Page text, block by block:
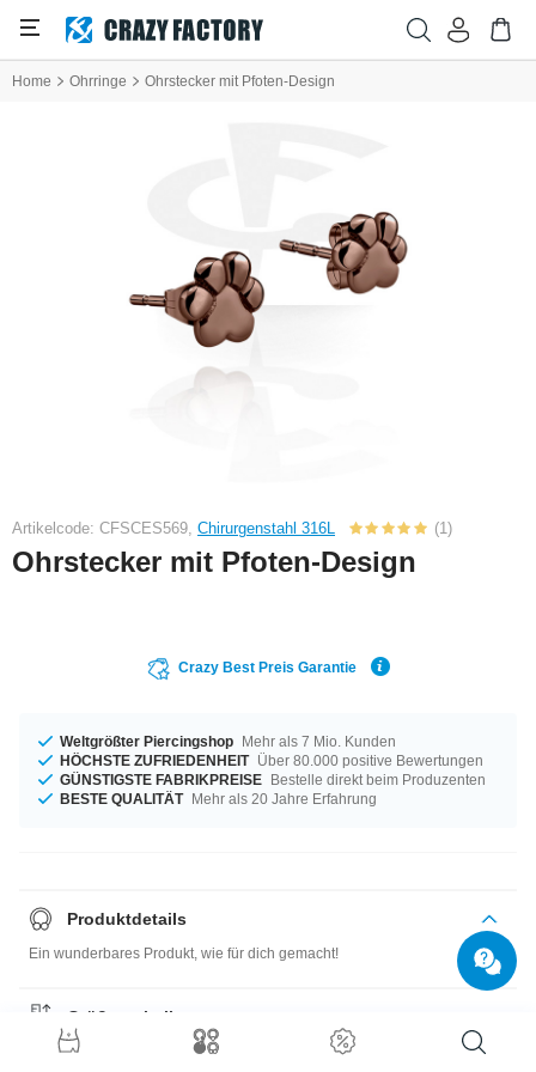
Home Ohrringe Ohrstecker mit Pfoten-Design
Artikelcode: CFSCES569, Chirurgenstahl 316L (1)
Ohrstecker mit Pfoten-Design
Crazy Best Preis Garantie
Weltgrößter Piercingshop Mehr als 7 Mio. Kunden
HÖCHSTE ZUFRIEDENHEIT Über 80.000 positive Bewertungen
GÜNSTIGSTE FABRIKPREISE Bestelle direkt beim Produzenten
BESTE QUALITÄT Mehr als 20 Jahre Erfahrung
Produktdetails
Ein wunderbares Produkt, wie für dich gemacht!
Größentabelle